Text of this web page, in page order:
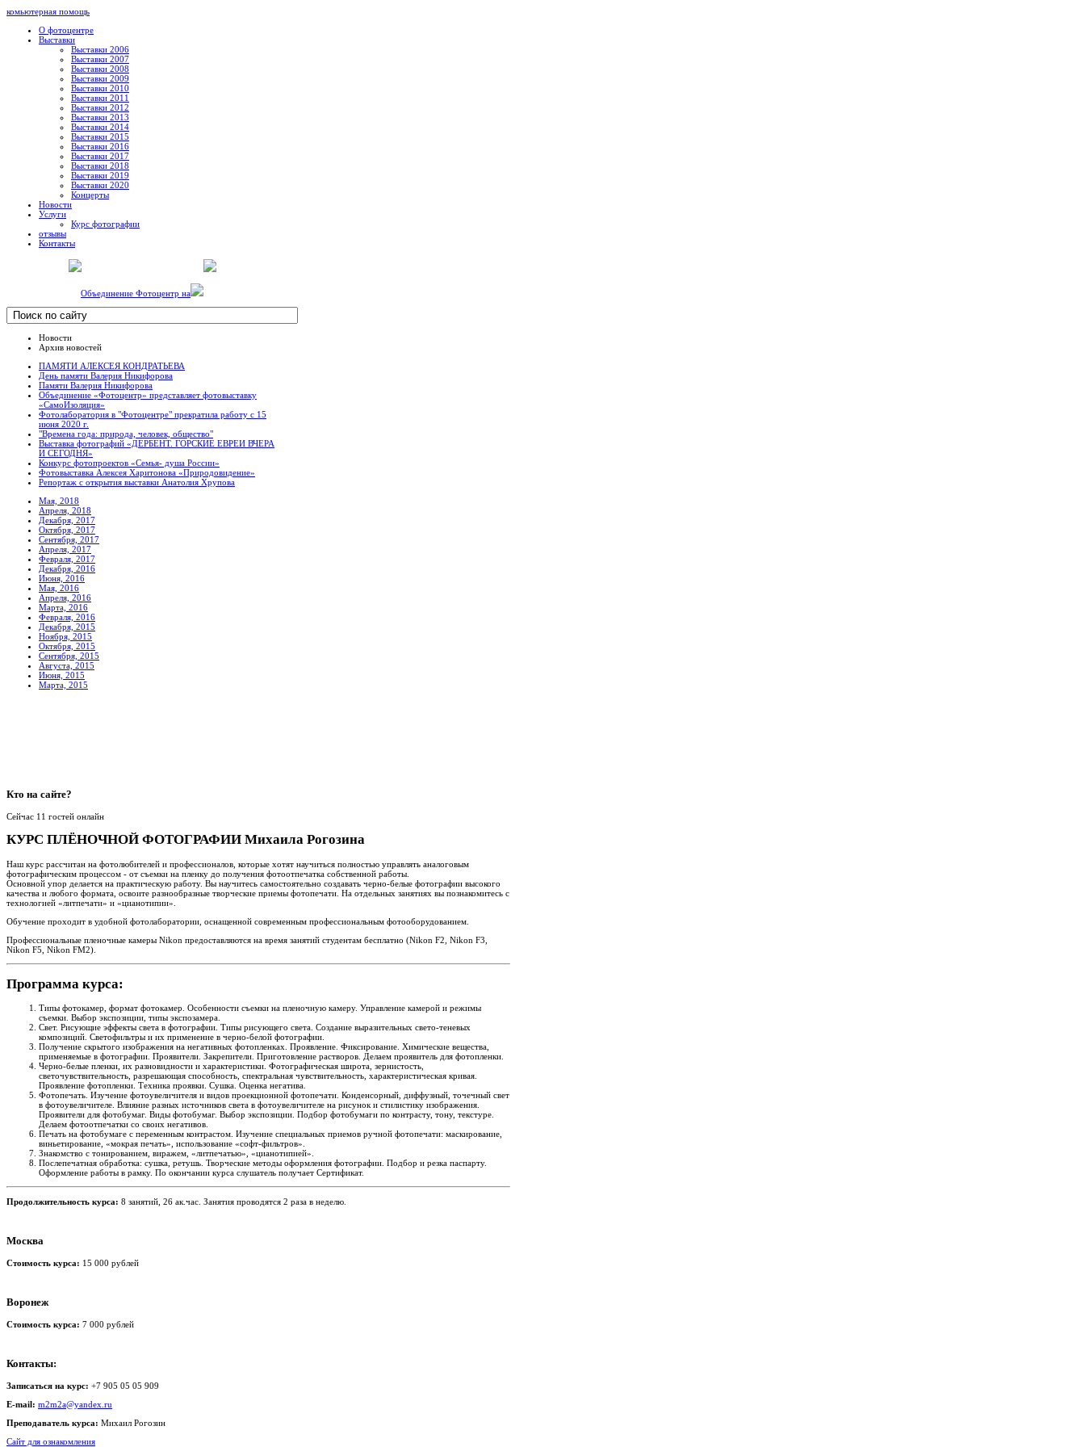
комьютерная помощь
О фотоцентре
Выставки
Выставки 2006
Выставки 2007
Выставки 2008
Выставки 2009
Выставки 2010
Выставки 2011
Выставки 2012
Выставки 2013
Выставки 2014
Выставки 2015
Выставки 2016
Выставки 2017
Выставки 2018
Выставки 2019
Выставки 2020
Концерты
Новости
Услуги
Курс фотографии
отзывы
Контакты
Объединение Фотоцентр на
Новости
Архив новостей
ПАМЯТИ АЛЕКСЕЯ КОНДРАТЬЕВА
День памяти Валерия Никифорова
Памяти Валерия Никифорова
Объединение «Фотоцентр» представляет фотовыставку
«СамоИзоляция»
Фотолаборатория в "Фотоцентре" прекратила работу с 15
июня 2020 г.
"Времена года: природа, человек, общество"
Выставка фотографий «ДЕРБЕНТ. ГОРСКИЕ ЕВРЕИ ВЧЕРА
И СЕГОДНЯ»
Конкурс фотопроектов «Семья- душа России»
Фотовыставка Алексея Харитонова «Природовидение»
Репортаж с открытия выставки Анатолия Хрупова
Мая, 2018
Апреля, 2018
Декабря, 2017
Октября, 2017
Сентября, 2017
Апреля, 2017
Февраля, 2017
Декабря, 2016
Июня, 2016
Мая, 2016
Апреля, 2016
Марта, 2016
Февраля, 2016
Декабря, 2015
Ноября, 2015
Октября, 2015
Сентября, 2015
Августа, 2015
Июня, 2015
Марта, 2015
Кто на сайте?
Сейчас 11 гостей онлайн
КУРС ПЛЁНОЧНОЙ ФОТОГРАФИИ Михаила Рогозина
Наш курс рассчитан на фотолюбителей и профессионалов, которые хотят научиться полностью управлять аналоговым
фотографическим процессом - от съемки на пленку до получения фотоотпечатка собственной работы.
Основной упор делается на практическую работу. Вы научитесь самостоятельно создавать черно-белые фотографии высокого
качества и любого формата, освоите разнообразные творческие приемы фотопечати. На отдельных занятиях вы познакомитесь с
технологией «литпечати» и «цианотипии».
Обучение проходит в удобной фотолаборатории, оснащенной современным профессиональным фотооборудованием.
Профессиональные пленочные камеры Nikon предоставляются на время занятий студентам бесплатно (Nikon F2, Nikon F3,
Nikon F5, Nikon FM2).
Программа курса:
Типы фотокамер, формат фотокамер. Особенности съемки на пленочную камеру. Управление камерой и режимы
съемки. Выбор экспозиции, типы экспозамера.
Свет. Рисующие эффекты света в фотографии. Типы рисующего света. Создание выразительных свето-теневых
композиций. Светофильтры и их применение в черно-белой фотографии.
Получение скрытого изображения на негативных фотопленках. Проявление. Фиксирование. Химические вещества,
применяемые в фотографии. Проявители. Закрепители. Приготовление растворов. Делаем проявитель для фотопленки.
Черно-белые пленки, их разновидности и характеристики. Фотографическая широта, зернистость,
светочувствительность, разрешающая способность, спектральная чувствительность, характеристическая кривая.
Проявление фотопленки. Техника проявки. Сушка. Оценка негатива.
Фотопечать. Изучение фотоувеличителя и видов проекционной фотопечати. Конденсорный, диффузный, точечный свет
в фотоувеличителе. Влияние разных источников света в фотоувеличителе на рисунок и стилистику изображения.
Проявители для фотобумаг. Виды фотобумаг. Выбор экспозиции. Подбор фотобумаги по контрасту, тону, текстуре.
Делаем фотоотпечатки со своих негативов.
Печать на фотобумаге с переменным контрастом. Изучение специальных приемов ручной фотопечати: маскирование,
виньетирование, «мокрая печать», использование «софт-фильтров».
Знакомство с тонированием, виражем, «литпечатью», «цианотипией».
Послепечатная обработка: сушка, ретушь. Творческие методы оформления фотографии. Подбор и резка паспарту.
Оформление работы в рамку. По окончании курса слушатель получает Сертификат.
Продолжительность курса: 8 занятий, 26 ак.час. Занятия проводятся 2 раза в неделю.
Москва
Стоимость курса: 15 000 рублей
Воронеж
Стоимость курса: 7 000 рублей
Контакты:
Записаться на курс: +7 905 05 05 909
E-mail: m2m2a@yandex.ru
Преподаватель курса: Михаил Рогозин
Сайт для ознакомления